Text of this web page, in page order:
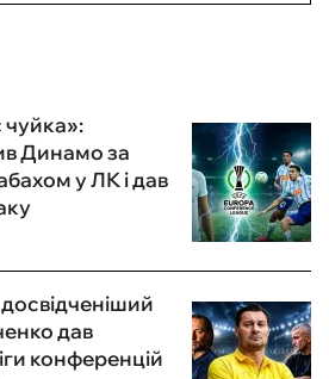
Динамо за
у ЛК і дав
дав
конференцій